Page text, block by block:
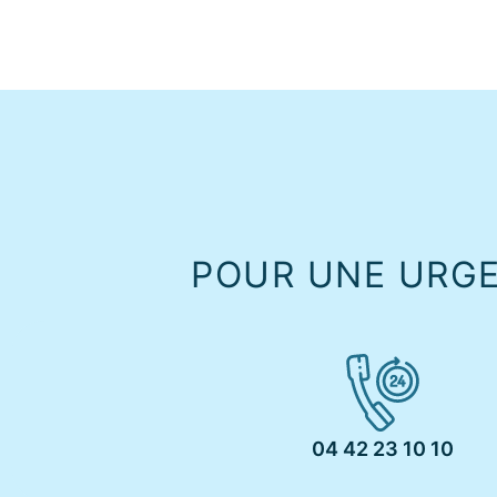
POUR UNE
04 42 23 10 10